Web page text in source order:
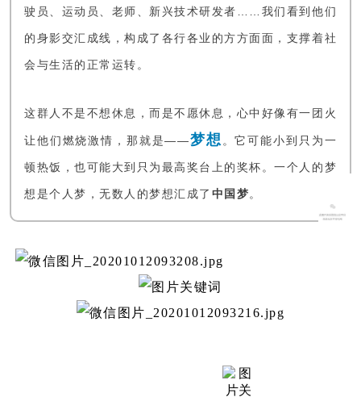
驶员、运动员、老师、新兴技术研发者……我们看到他们
的身影交汇成线，构成了各行各业的方方面面，支撑着社
会与生活的正常运转。
这群人不是不想休息，而是不愿休息，心中好像有一团火
让他们燃烧激情，那就是——梦想。它可能小到只为一
顿热饭，也可能大到只为最高奖台上的奖杯。一个人的梦
想是个人梦，无数人的梦想汇成了 中国梦。